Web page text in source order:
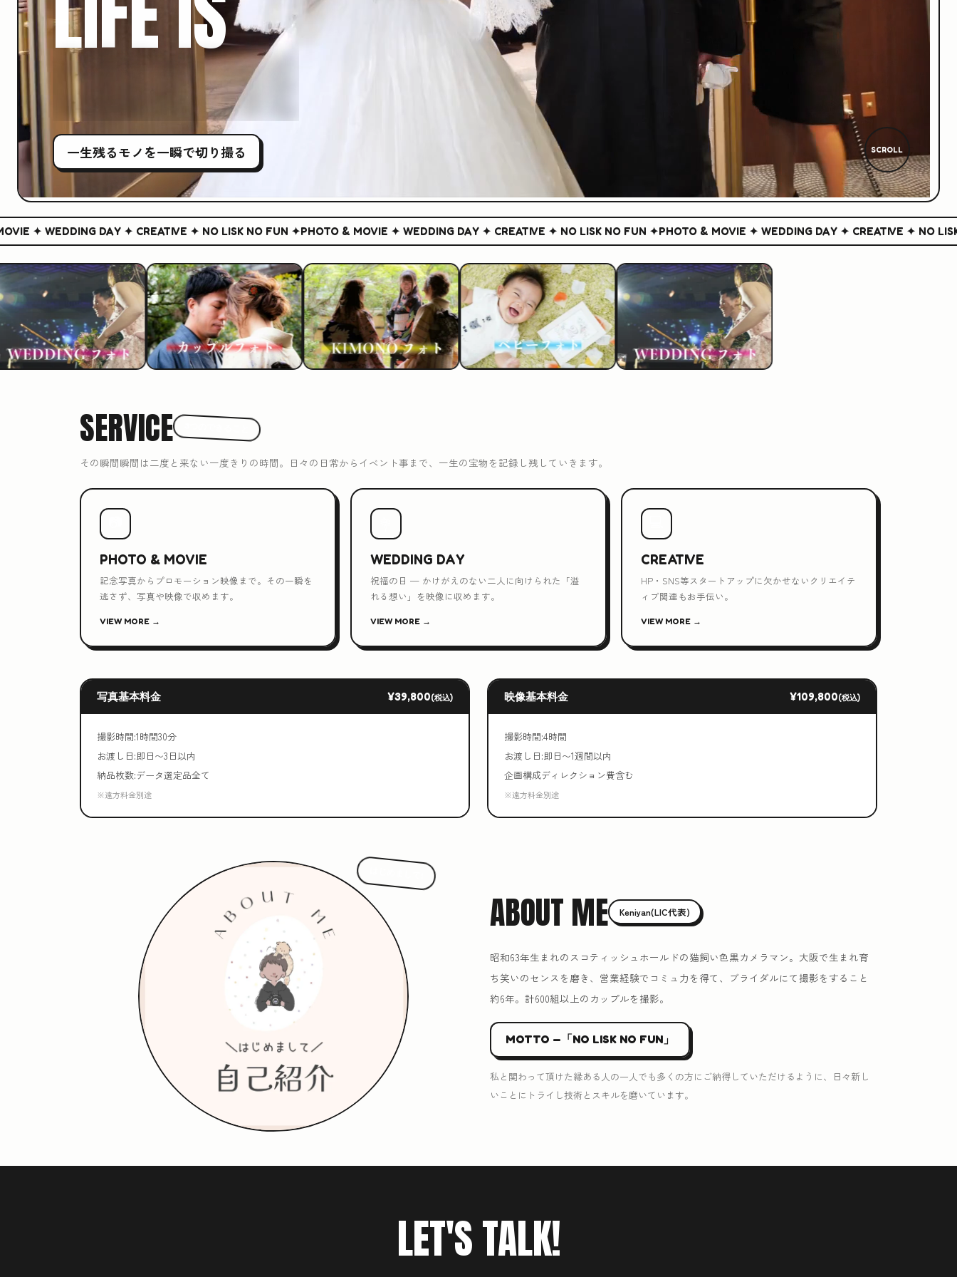
CREATIVE
一生残るモノを一瞬で切り撮る SCROLL
✦ WEDDING DAY ✦ CREATIVE ✦ NO LISK NO FUN ✦PHOTO & MOVIE ✦ WEDDING DAY ✦ CREATIVE ✦ NO LISK NO FUN ✦PHOTO & MOVIE ✦ WEDDING DAY ✦ CREATIVE ✦ NO LISK NO
SERVICE
その瞬間瞬間は二度と来ない一度きりの時間。日々の日常からイベント事まで、一生の宝物を記録し残していきます。
PHOTO & MOVIE
記念写真からプロモーション映像まで。その一瞬を
逃さず、写真や映像で収めます。
VIEW MORE →
WEDDING DAY
祝福の日 — かけがえのない二人に向けられた「溢
れる想い」を映像に収めます。
VIEW MORE →
CREATIVE
HP・SNS等スタートアップに欠かせないクリエイテ
ィブ関連もお手伝い。
VIEW MORE →
写真基本料金 ¥39,800(税込)
撮影時間:1時間30分
お渡し日:即日〜3日以内
納品枚数:データ選定品全て
※遠方料金別途
映像基本料金 ¥109,800(税込)
撮影時間:4時間
お渡し日:即日〜1週間以内
企画構成ディレクション費含む
※遠方料金別途
ABOUT ME Keniyan(LIC代表)
昭和63年生まれのスコティッシュホールドの猫飼い色黒カメラマン。大阪で生まれ育
ち笑いのセンスを磨き、営業経験でコミュ力を得て、ブライダルにて撮影をすること
約6年。計600組以上のカップルを撮影。
MOTTO —「NO LISK NO FUN」
私と関わって頂けた縁ある人の一人でも多くの方にご納得していただけるように、日々新し
いことにトライし技術とスキルを磨いています。
LET'S TALK!